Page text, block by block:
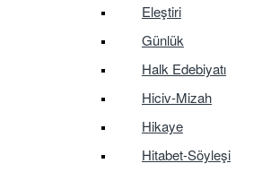
Eleştiri
Günlük
Halk Edebiyatı
Hiciv-Mizah
Hikaye
Hitabet-Söyleşi